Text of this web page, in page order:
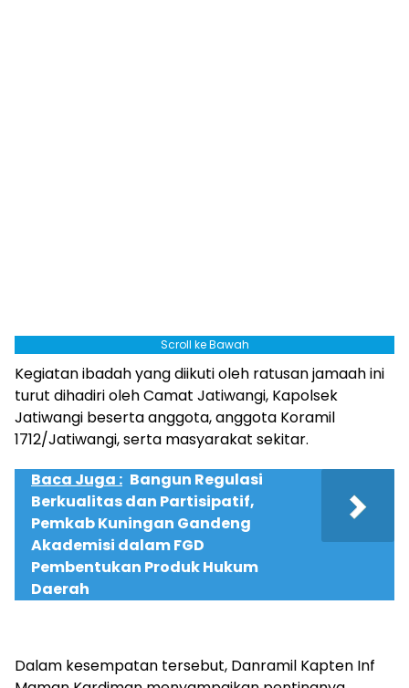
Scroll ke Bawah
Kegiatan ibadah yang diikuti oleh ratusan jamaah ini
turut dihadiri oleh Camat Jatiwangi, Kapolsek
Jatiwangi beserta anggota, anggota Koramil
1712/Jatiwangi, serta masyarakat sekitar.
Baca Juga : Bangun Regulasi
Berkualitas dan Partisipatif,
Pemkab Kuningan Gandeng
Akademisi dalam FGD
Pembentukan Produk Hukum
Daerah
Dalam kesempatan tersebut, Danramil Kapten Inf